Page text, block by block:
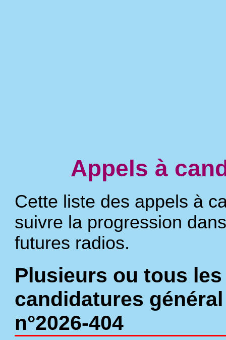
Appels à
Cette liste des appels à
suivre la progression
futures radios.
Plusieurs ou tous
candidatures
n°2026-404